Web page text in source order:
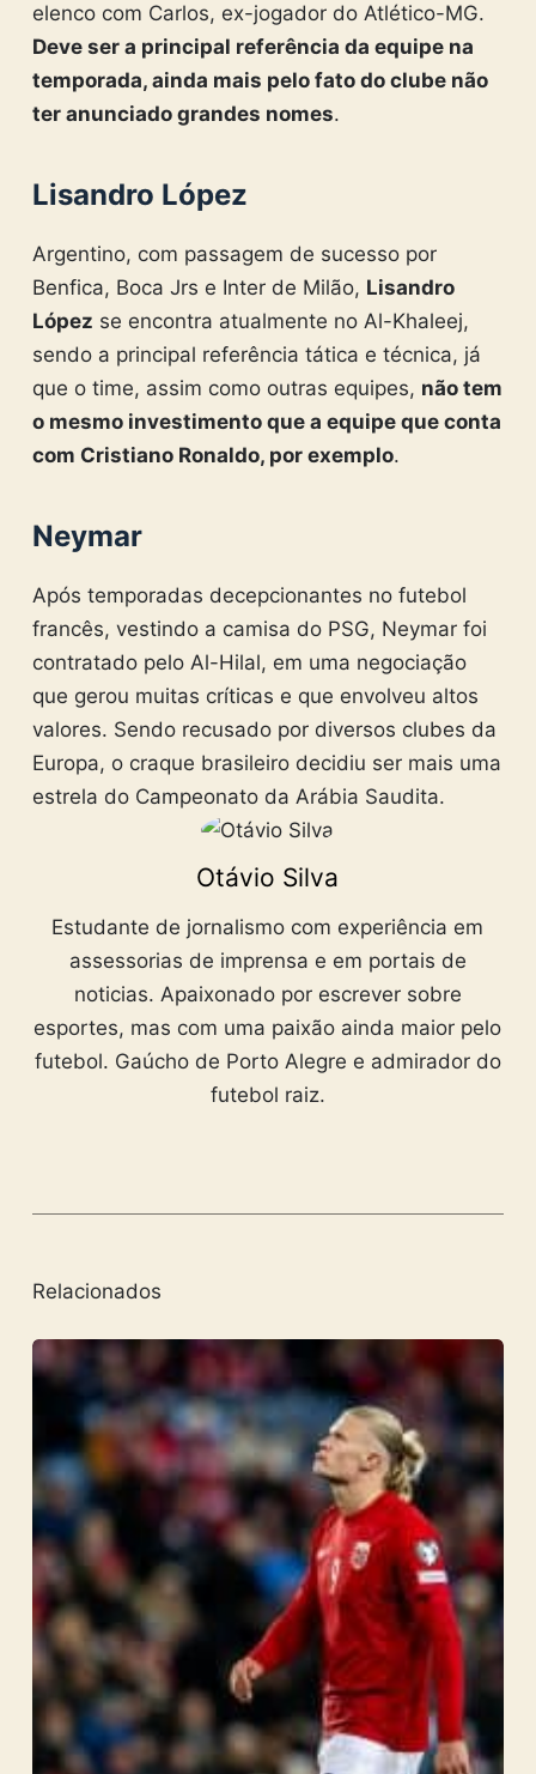
elenco com Carlos, ex-jogador do Atlético-MG.
Deve ser a principal referência da equipe na
temporada, ainda mais pelo fato do clube não
ter anunciado grandes nomes.
Lisandro López
Argentino, com passagem de sucesso por
Benfica, Boca Jrs e Inter de Milão, Lisandro
López se encontra atualmente no Al-Khaleej,
sendo a principal referência tática e técnica, já
que o time, assim como outras equipes, não tem
o mesmo investimento que a equipe que conta
com Cristiano Ronaldo, por exemplo.
Neymar
Após temporadas decepcionantes no futebol
francês, vestindo a camisa do PSG, Neymar foi
contratado pelo Al-Hilal, em uma negociação
que gerou muitas críticas e que envolveu altos
valores. Sendo recusado por diversos clubes da
Europa, o craque brasileiro decidiu ser mais uma
estrela do Campeonato da Arábia Saudita.
Otávio Silva
Estudante de jornalismo com experiência em
assessorias de imprensa e em portais de
noticias. Apaixonado por escrever sobre
esportes, mas com uma paixão ainda maior pelo
futebol. Gaúcho de Porto Alegre e admirador do
futebol raiz.
Relacionados